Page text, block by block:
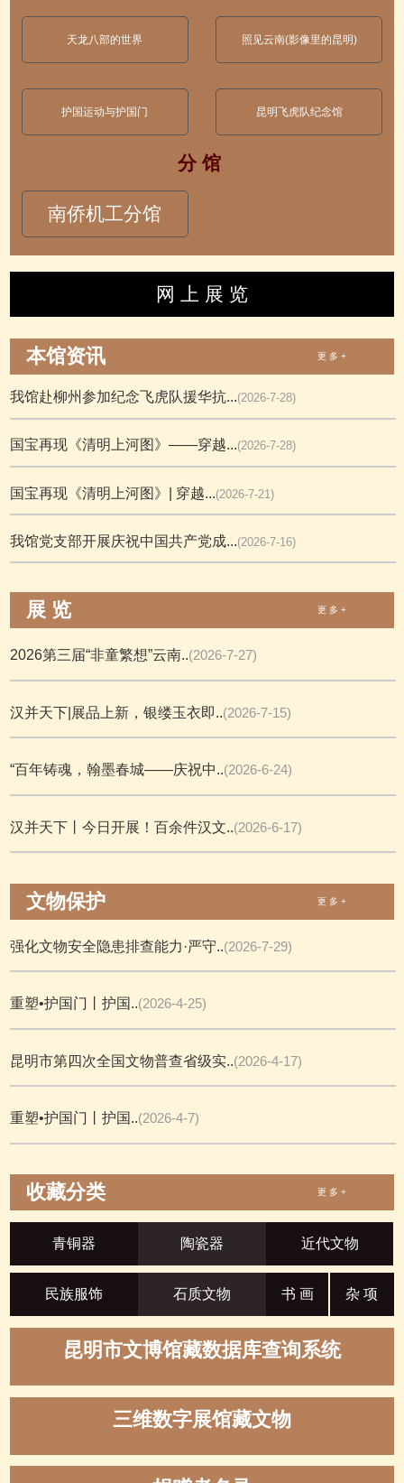
天龙八部的世界 照见云南(影像里的昆明)
护国运动与护国门 昆明飞虎队纪念馆
分 馆
南侨机工分馆
网 上 展 览
本馆资讯 更 多 +
我馆赴柳州参加纪念飞虎队援华抗...(2026-7-28)
国宝再现《清明上河图》——穿越...(2026-7-28)
国宝再现《清明上河图》| 穿越...(2026-7-21)
我馆党支部开展庆祝中国共产党成...(2026-7-16)
展 览 更 多 +
2026第三届“非童繁想”云南..(2026-7-27)
汉并天下|展品上新，银缕玉衣即..(2026-7-15)
“百年铸魂，翰墨春城——庆祝中..(2026-6-24)
汉并天下丨今日开展！百余件汉文..(2026-6-17)
文物保护 更 多 +
强化文物安全隐患排查能力·严守..(2026-7-29)
重塑•护国门丨护国..(2026-4-25)
昆明市第四次全国文物普查省级实..(2026-4-17)
重塑•护国门丨护国..(2026-4-7)
收藏分类 更 多 +
青铜器 陶瓷器 近代文物
民族服饰 石质文物 书 画 杂 项
昆明市文博馆藏数据库查询系统
三维数字展馆藏文物